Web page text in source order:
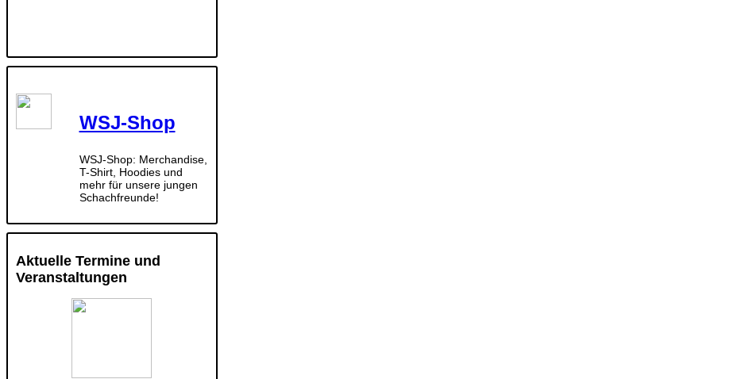
WSJ-Shop
WSJ-Shop: Merchandise,
T-Shirt, Hoodies und
mehr für unsere jungen
Schachfreunde!
Aktuelle Termine und
Veranstaltungen